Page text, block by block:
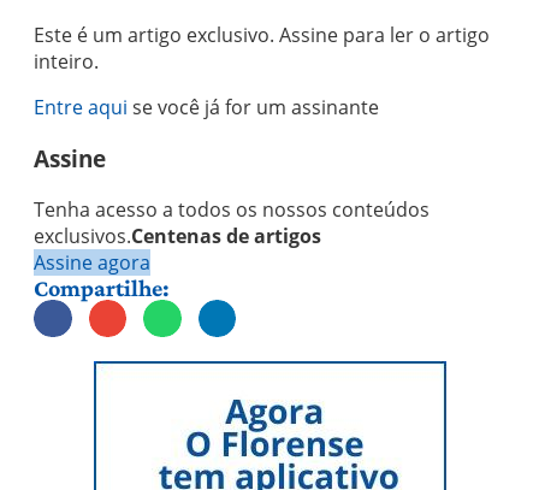
Este é um artigo exclusivo. Assine para ler o artigo
inteiro.
Entre aqui se você já for um assinante
Assine
Tenha acesso a todos os nossos conteúdos
exclusivos.Centenas de artigos
Assine agora
Compartilhe: